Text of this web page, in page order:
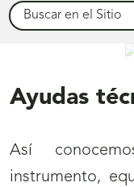
Buscar
Servicios
Ayudas
Así
instrumento,